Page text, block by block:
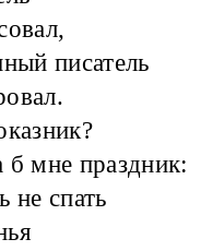
писатель
мне праздник:
не спать